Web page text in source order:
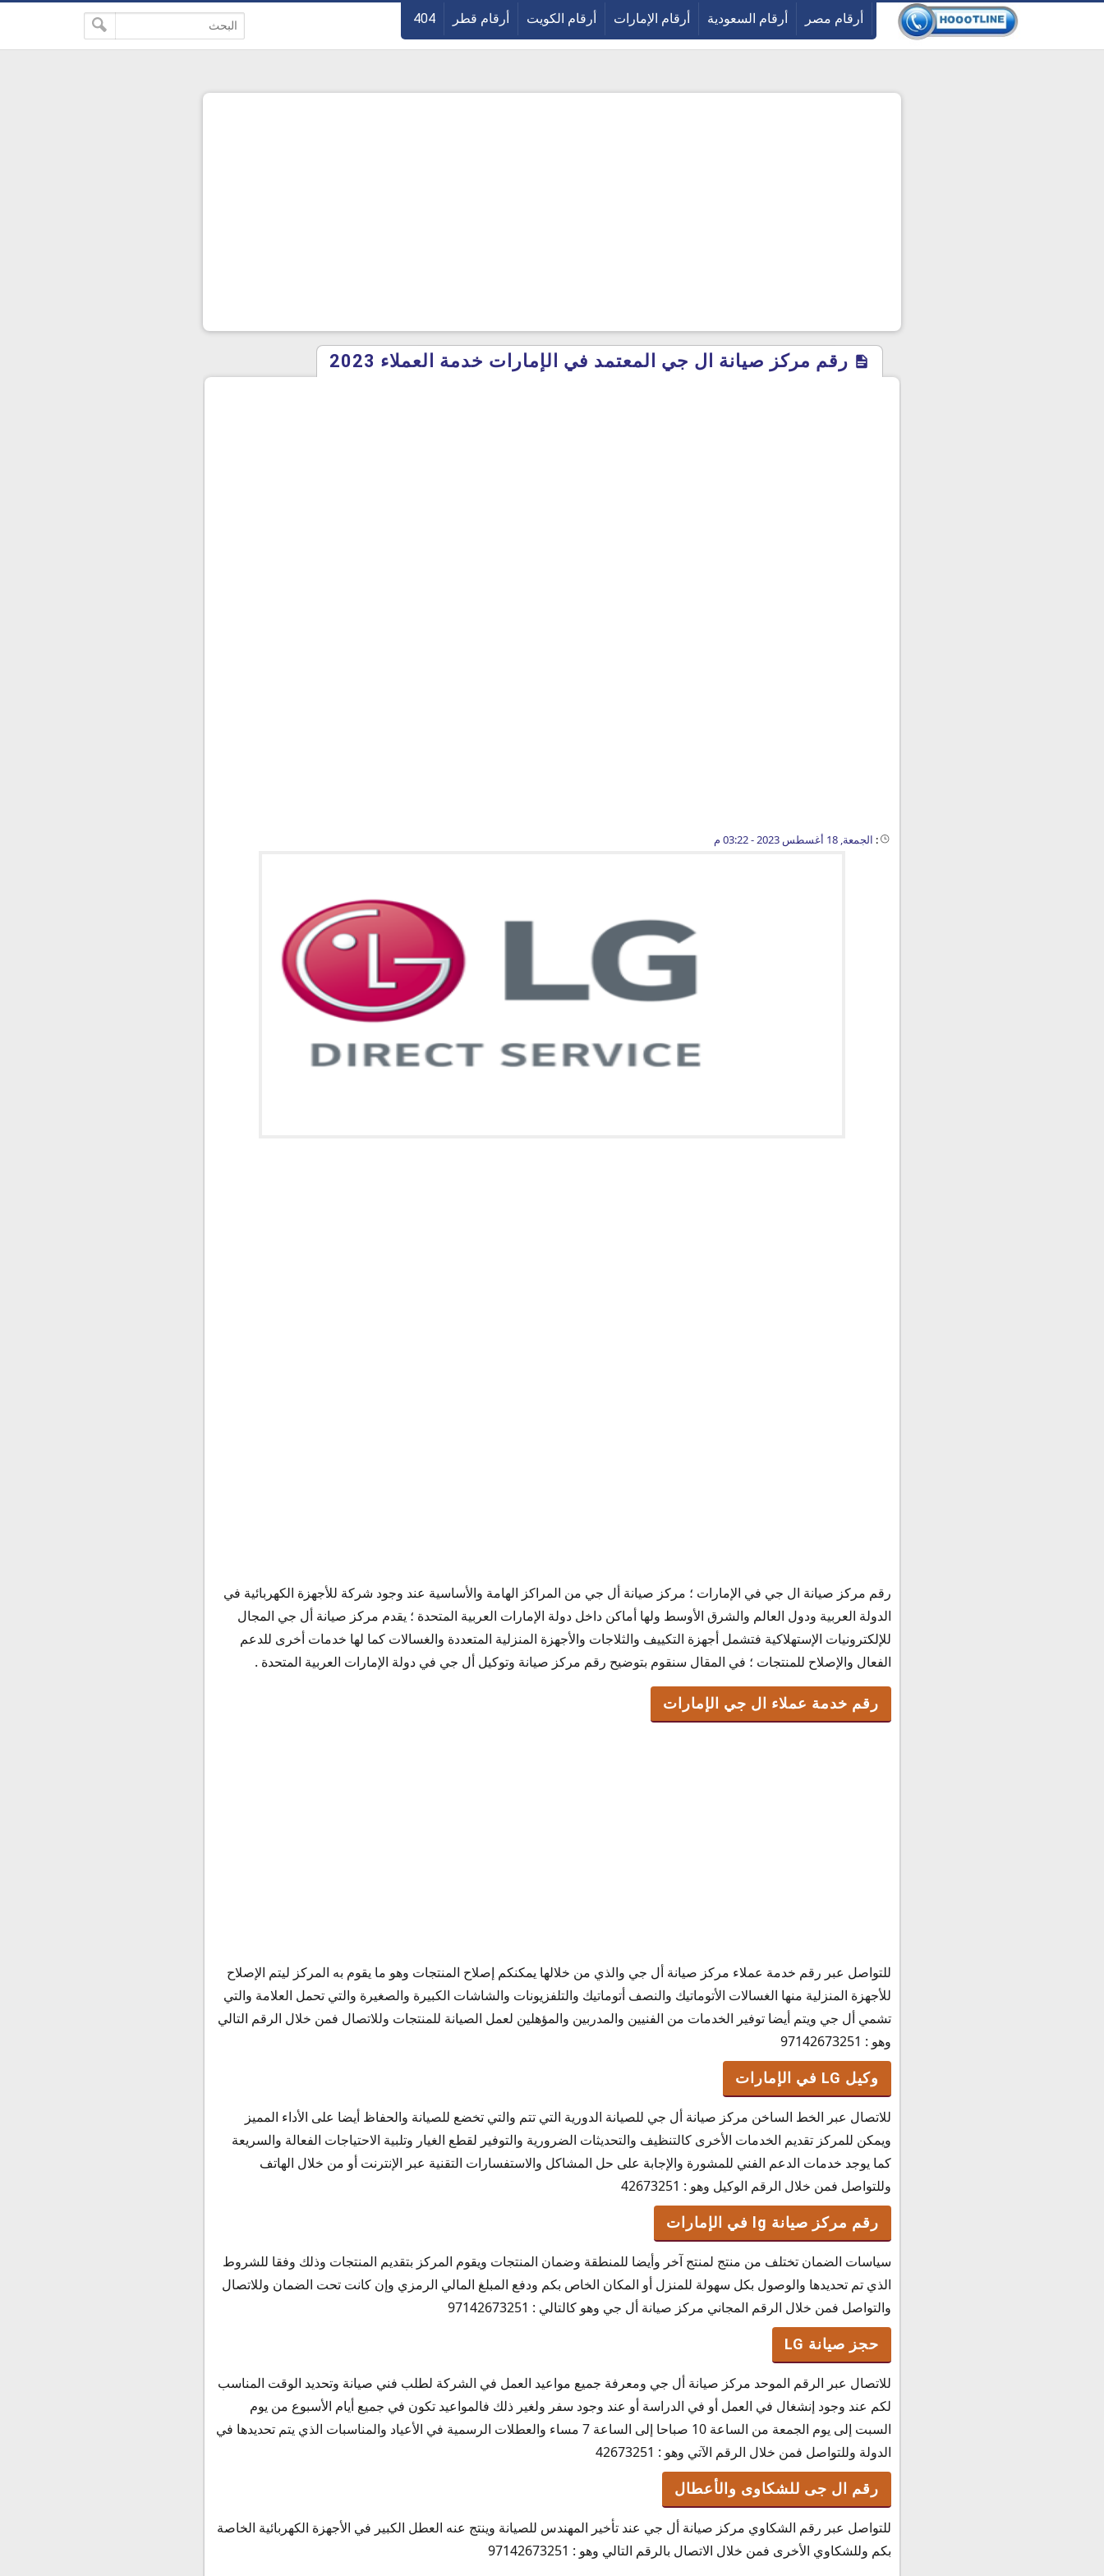
أرقام مصر أرقام السعودية أرقام الإمارات أرقام الكويت أرقام قطر 404
رقم مركز صيانة ال جي المعتمد في الإمارات خدمة العملاء 2023
: الجمعة, 18 أغسطس 2023 - 03:22 م
رقم خدمة عملاء ال جي الإمارات
وكيل LG في الإمارات
رقم مركز صيانة lg في الإمارات
حجز صيانة LG
رقم ال جى للشكاوى والأعطال
رقم مركز صيانة ال جي في الإمارات ؛ مركز صيانة أل جي من المراكز الهامة والأساسية عند وجود شركة للأجهزة الكهربائية في
الدولة العربية ودول العالم والشرق الأوسط ولها أماكن داخل دولة الإمارات العربية المتحدة ؛ يقدم مركز صيانة أل جي المجال
للإلكترونيات الإستهلاكية فتشمل أجهزة التكييف والثلاجات والأجهزة المنزلية المتعددة والغسالات كما لها خدمات أخرى للدعم
الفعال والإصلاح للمنتجات ؛ في المقال سنقوم بتوضيح رقم مركز صيانة وتوكيل أل جي في دولة الإمارات العربية المتحدة .
رقم خدمة عملاء ال جي الإمارات
للتواصل عبر رقم خدمة عملاء مركز صيانة أل جي والذي من خلالها يمكنكم إصلاح المنتجات وهو ما يقوم به المركز ليتم الإصلاح
للأجهزة المنزلية منها الغسالات الأتوماتيك والنصف أتوماتيك والتلفزيونات والشاشات الكبيرة والصغيرة والتي تحمل العلامة والتي
تشمي أل جي ويتم أيضا توفير الخدمات من الفنيين والمدربين والمؤهلين لعمل الصيانة للمنتجات وللاتصال فمن خلال الرقم التالي
وهو : 97142673251
وكيل LG في الإمارات
للاتصال عبر الخط الساخن مركز صيانة أل جي للصيانة الدورية التي تتم والتي تخضع للصيانة والحفاظ أيضا على الأداء المميز
ويمكن للمركز تقديم الخدمات الأخرى كالتنظيف والتحديثات الضرورية والتوفير لقطع الغيار وتلبية الاحتياجات الفعالة والسريعة
كما يوجد خدمات الدعم الفني للمشورة والإجابة على حل المشاكل والاستفسارات التقنية عبر الإنترنت أو من خلال الهاتف
وللتواصل فمن خلال الرقم الوكيل وهو : 42673251
رقم مركز صيانة lg في الإمارات
سياسات الضمان تختلف من منتج لمنتج آخر وأيضا للمنطقة وضمان المنتجات ويقوم المركز بتقديم المنتجات وذلك وفقا للشروط
الذي تم تحديدها والوصول بكل سهولة للمنزل أو المكان الخاص بكم ودفع المبلغ المالي الرمزي وإن كانت تحت الضمان وللاتصال
والتواصل فمن خلال الرقم المجاني مركز صيانة أل جي وهو كالتالي : 97142673251
حجز صيانة LG
للاتصال عبر الرقم الموحد مركز صيانة أل جي ومعرفة جميع مواعيد العمل في الشركة لطلب فني صيانة وتحديد الوقت المناسب
لكم عند وجود إنشغال في العمل أو في الدراسة أو عند وجود سفر ولغير ذلك فالمواعيد تكون في جميع أيام الأسبوع من يوم
السبت إلى يوم الجمعة من الساعة 10 صباحا إلى الساعة 7 مساء والعطلات الرسمية في الأعياد والمناسبات الذي يتم تحديدها في
الدولة وللتواصل فمن خلال الرقم الآتي وهو : 42673251
رقم ال جى للشكاوى والأعطال
للتواصل عبر رقم الشكاوي مركز صيانة أل جي عند تأخير المهندس للصيانة وينتج عنه العطل الكبير في الأجهزة الكهربائية الخاصة
بكم وللشكاوي الأخرى فمن خلال الاتصال بالرقم التالي وهو : 97142673251